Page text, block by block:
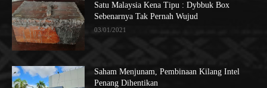
Satu Malaysia Kena Tipu : Dybbuk Box
Sebenarnya Tak Pernah Wujud
03/01/2021
Saham Menjunam, Pembinaan Kilang Intel
Penang Dihentikan